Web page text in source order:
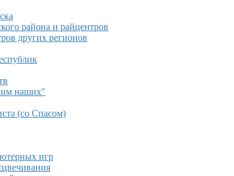
района и райцентров
других регионов
наших"
(со Спасом)
игр